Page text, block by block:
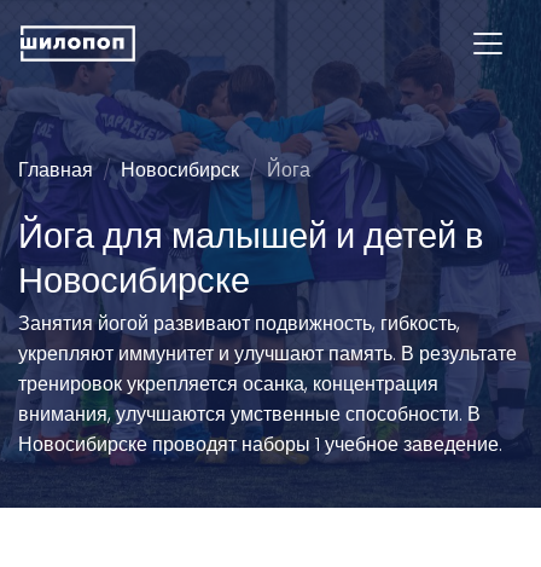
Главная Новосибирск Йога
Йога для малышей и детей в
Новосибирске
Занятия йогой развивают подвижность, гибкость,
укрепляют иммунитет и улучшают память. В результате
тренировок укрепляется осанка, концентрация
внимания, улучшаются умственные способности. В
Новосибирске проводят наборы 1 учебное заведение.